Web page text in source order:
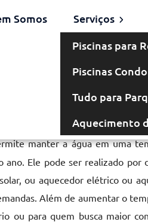
Somos
Serviços
Piscinas para
Piscinas
Tudo para
Aquecimento
manter a água em uma
ano. Ele pode ser realizado por
ou aquecedor elétrico ou
Além de aumentar o
ou para quem busca maior